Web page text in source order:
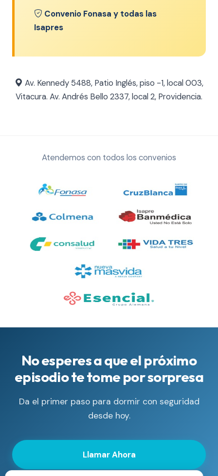
Convenio Fonasa y todas las
Isapres
Av. Kennedy 5488, Patio Inglés, piso -1, local 003,
Vitacura. Av. Andrés Bello 2337, local 2, Providencia.
Atendemos con todos los convenios
No esperes a que el próximo
episodio te tome por sorpresa
Da el primer paso para dormir con seguridad
desde hoy.
Llamar Ahora